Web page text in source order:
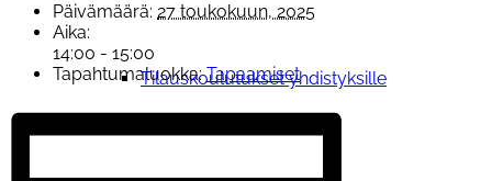
Tilauskoulutukset yhdistyksille
Päivämäärä: 27 toukokuun, 2025
Aika:
14:00 - 15:00
Tapahtumaluokka: Tapaamiset